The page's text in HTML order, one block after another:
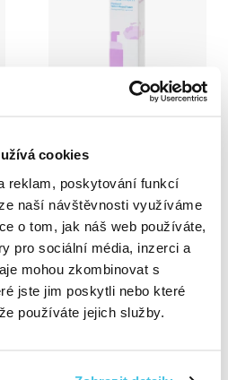
cookies
reklam, poskytování funkcí
naší návštěvnosti využíváme
o tom, jak náš web používáte,
pro sociální média, inzerci a
mohou zkombinovat s
jste jim poskytli nebo které
používáte jejich služby.
Foam, zklidňující
vilínu
(65x)
450 Kč